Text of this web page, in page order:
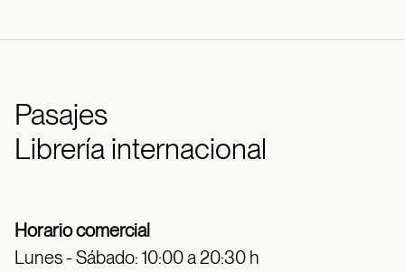
Pasajes
Librería internacional
Horario comercial
Lunes - Sábado: 10:00 a 20:30 h